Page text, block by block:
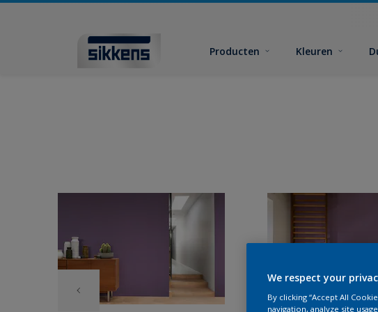
Producten Kleuren
We respect your
By clicking “Accept All
navigation, analyze site